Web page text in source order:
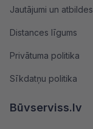
Jautājumi un atbildes
Distances līgums
Privātuma politika
Sīkdatņu politika
Būvserviss.lv